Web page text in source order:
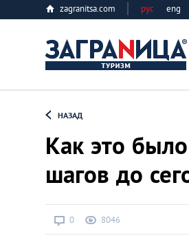
zagranitsa.com рус eng
Алматы
НАЗАД
Как это
шагов до
0 8046